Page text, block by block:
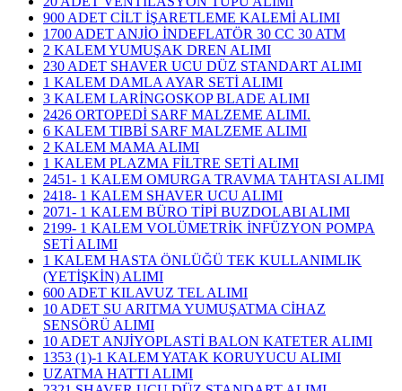
900 ADET CİLT İŞARETLEME KALEMİ ALIMI
1700 ADET ANJİO İNDEFLATÖR 30 CC 30 ATM
2 KALEM YUMUŞAK DREN ALIMI
230 ADET SHAVER UCU DÜZ STANDART ALIMI
1 KALEM DAMLA AYAR SETİ ALIMI
3 KALEM LARİNGOSKOP BLADE ALIMI
2426 ORTOPEDİ SARF MALZEME ALIMI.
6 KALEM TIBBİ SARF MALZEME ALIMI
2 KALEM MAMA ALIMI
1 KALEM PLAZMA FİLTRE SETİ ALIMI
2451- 1 KALEM OMURGA TRAVMA TAHTASI ALIMI
2418- 1 KALEM SHAVER UCU ALIMI
2071- 1 KALEM BÜRO TİPİ BUZDOLABI ALIMI
2199- 1 KALEM VOLÜMETRİK İNFÜZYON POMPA
SETİ ALIMI
1 KALEM HASTA ÖNLÜĞÜ TEK KULLANIMLIK
(YETİŞKİN) ALIMI
600 ADET KILAVUZ TEL ALIMI
10 ADET SU ARITMA YUMUŞATMA CİHAZ
SENSÖRÜ ALIMI
10 ADET ANJİYOPLASTİ BALON KATETER ALIMI
1353 (1)-1 KALEM YATAK KORUYUCU ALIMI
UZATMA HATTI ALIMI